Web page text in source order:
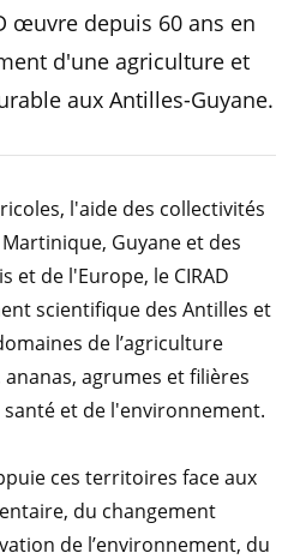
œuvre depuis 60 ans en
d'une agriculture et
aux Antilles-Guyane.
l'aide des collectivités
Guyane et des
et de l'Europe, le CIRAD
scientifique des Antilles et
de l’agriculture
agrumes et filières
et de l'environnement.
ces territoires face aux
du changement
de l’environnement, du